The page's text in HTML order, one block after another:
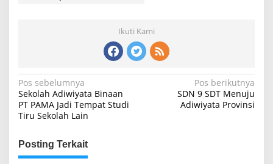
Ikuti Kami
Navigasi
pos
Pos sebelumnya
Sekolah Adiwiyata Binaan
PT PAMA Jadi Tempat Studi
Tiru Sekolah Lain
Pos berikutnya
SDN 9 SDT Menuju
Adiwiyata Provinsi
Posting Terkait